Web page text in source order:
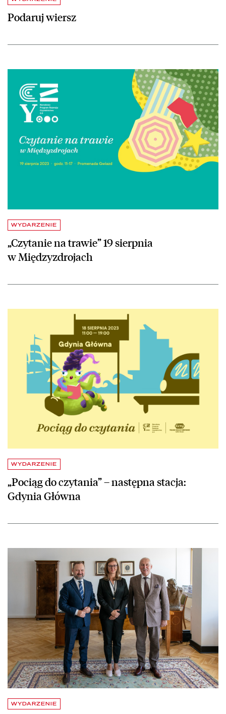
Podaruj wiersz
WYDARZENIE
„Czytanie na trawie” 19 sierpnia
w Międzyzdrojach
czytaj więcej o „Czytanie na trawie” 19 sierpnia w Międzyzdrojach
WYDARZENIE
„Pociąg do czytania” – następna stacja:
Gdynia Główna
czytaj więcej o „Pociąg do czytania” – następna stacja: Gdynia
WYDARZENIE
czytaj więcej o Wizyta marszałka województwa warmińsko-